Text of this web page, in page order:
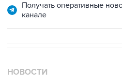
Получать оперативные
канале
НОВОСТИ